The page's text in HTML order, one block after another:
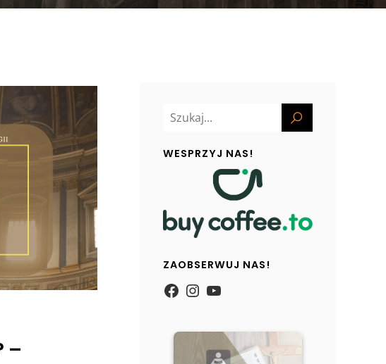
–
WESPRZYJ NAS!
ZAOBSERWUJ NAS!
https://
Instagram
YouTube